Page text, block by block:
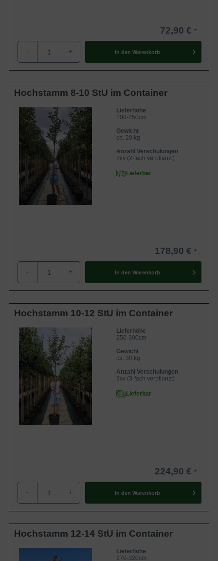
beim Frischverzehr bekannt. Diese neue
Sorte kann sich mit Geschmack und
Lagerfähigkeit einen Platz unter den
beliebtesten Äpfeln sichern.
72,90 €
- + In den Warenkorb
Hochstamm 8-10 StU im Container
Lieferhöhe
200-250cm
Gewicht
ca. 20 kg
Anzahl Verschulungen
2xv (2-fach verpflanzt)
Lieferbar
178,90 €
- + In den Warenkorb
Hochstamm 10-12 StU im Container
Lieferhöhe
250-300cm
Gewicht
ca. 30 kg
Anzahl Verschulungen
3xv (3-fach verpflanzt)
Lieferbar
224,90 €
- + In den Warenkorb
Hochstamm 12-14 StU im Container
Lieferhöhe
270-320cm